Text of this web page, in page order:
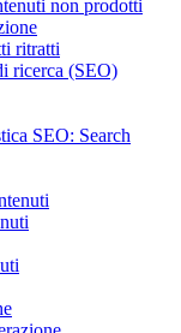
non prodotti
ritratti
ricerca (SEO)
SEO: Search